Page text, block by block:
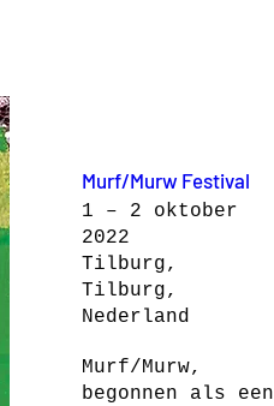
Murf/Murw Festival
1 – 2 oktober
2022
Tilburg,
Tilburg,
Nederland
Murf/Murw,
begonnen als een